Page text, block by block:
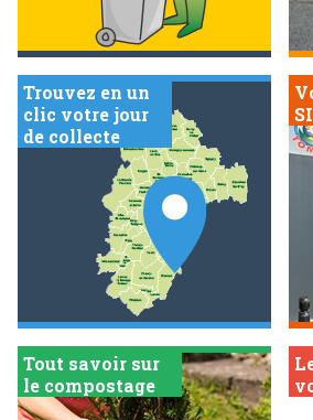
Trouvez en un
clic votre jour
de collecte
Tout savoir sur
le compostage